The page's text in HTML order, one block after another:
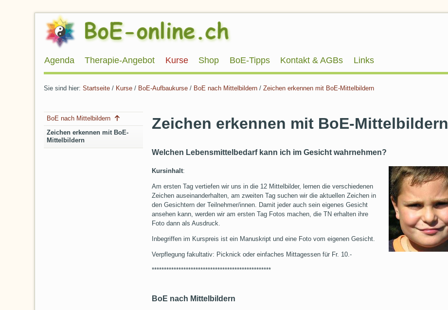
Agenda Therapie-Angebot Kurse Shop BoE-Tipps Kontakt & AGBs Links
Sie sind hier: Startseite / Kurse / BoE-Aufbaukurse / BoE nach Mittelbildern / Zeichen erkennen mit BoE-Mittelbildern
Navigation
BoE nach Mittelbildern
Zeichen erkennen mit BoE-
Mittelbildern
Zeichen erkennen mit BoE-Mittelbildern
Welchen Lebensmittelbedarf kann ich im Gesicht wahrnehmen?
Kursinhalt:
Am ersten Tag vertiefen wir uns in die 12 Mittelbilder, lernen die verschiedenen
Zeichen auseinanderhalten, am zweiten Tag suchen wir die aktuellen Zeichen in
den Gesichtern der Teilnehmer/innen. Damit jeder auch sein eigenes Gesicht
ansehen kann, werden wir am ersten Tag Fotos machen, die TN erhalten ihre
Foto dann als Ausdruck.
Inbegriffen im Kurspreis ist ein Manuskript und eine Foto vom eigenen Gesicht.
Verpflegung fakultativ: Picknick oder einfaches Mittagessen für Fr. 10.-
*************************************************
BoE nach Mittelbildern